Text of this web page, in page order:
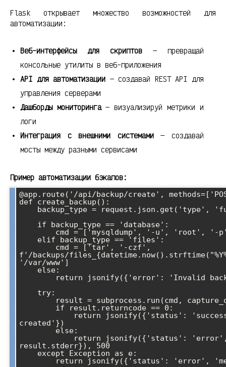
Flask открывает множество возможностей для
автоматизации:
Веб-интерфейсы для скриптов— превращай
консольные утилиты в веб-приложения
API для автоматизации — создавай REST API для
управления серверами
Дашборды мониторинга— визуализируй метрики и
логи
Интеграция с внешними системами— создавай
мосты между разными сервисами
Пример автоматизации бэкапов:
@app.route('/api/backup/create',
def create_backup():
f'/backups/
'/var/www']
created'})
result.stderr}), 500